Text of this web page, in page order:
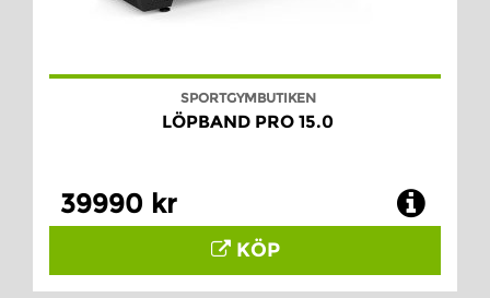
SPORTGYMBUTIKEN
LÖPBAND PRO 15.0
39990 kr
KÖP